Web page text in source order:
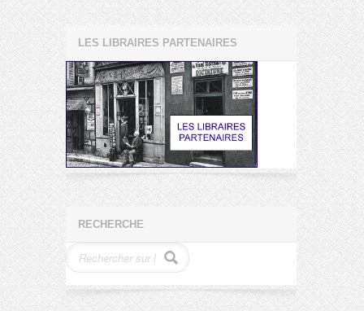
LES LIBRAIRES PARTENAIRES
RECHERCHE